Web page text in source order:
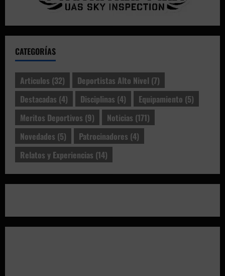
CATEGORÍAS
Articulos (32) Deportistas Alto Nivel (7)
Destacadas (4) Disciplinas (4) Equipamiento (5)
Meritos Deportivos (9) Noticias (171)
Novedades (5) Patrocinadores (4)
Relatos y Experiencias (14)